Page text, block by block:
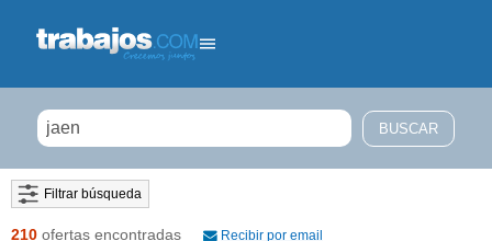
Filtrar búsqueda
210 ofertas encontradas Recibir por email